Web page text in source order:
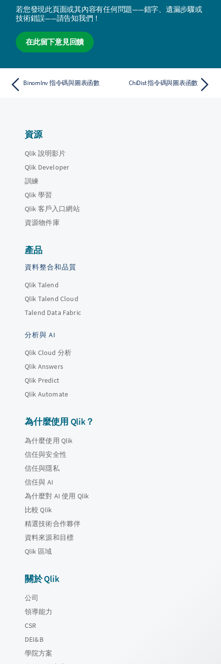
若您發現此頁面或其內容有任何問題——錯字、遺漏步驟或
技術錯誤——請告知我們！
在此留下意見回饋
BinomInv 指令碼與圖表函數 ChiDist 指令碼與圖表函數
資源
Qlik 說明影片
Qlik Developer
訓練
Qlik 學習
Qlik 客戶入口網站
資源物件庫
產品
資料整合和品質
Qlik Talend
Qlik Talend Cloud
Talend Data Fabric
分析與 AI
Qlik Cloud 分析
Qlik Answers
Qlik Predict
Qlik Automate
為什麼使用 Qlik？
為什麼使用 Qlik
信任與安全性
信任與隱私
信任與 AI
為什麼對 AI 使用 Qlik
比較 Qlik
精選技術合作夥伴
資料來源和目標
Qlik 區域
關於 Qlik
公司
領導能力
CSR
DEI&B
學院方案